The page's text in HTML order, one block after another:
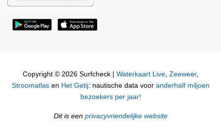
Copyright © 2026 Surfcheck | Waterkaart Live, Zeeweer,
Stroomatlasen Het Getij: nautische data voor anderhalf miljoen
bezoekers per jaar!
Dit is een privacyvriendelijke website